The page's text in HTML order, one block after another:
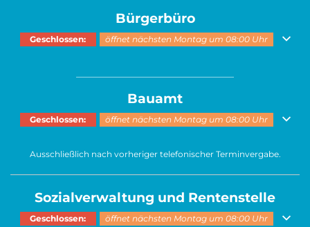
Bürgerbüro
Klicken, um weitere Öffnungs- oder Schließzeiten auszublenden
Geschlossen: öffnet nächsten Montag um 08:00 Uhr
Bauamt
Klicken, um weitere Öffnungs- oder Schließzeiten auszublenden
Geschlossen: öffnet nächsten Montag um 08:00 Uhr
Ausschließlich nach vorheriger telefonischer Terminvergabe.
Sozialverwaltung und Rentenstelle
Klicken, um weitere Öffnungs- oder Schließzeiten auszublenden
Geschlossen: öffnet nächsten Montag um 08:00 Uhr